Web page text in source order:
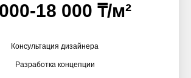
18 000 ₸/м²
Консультация дизайнера
Разработка концепции